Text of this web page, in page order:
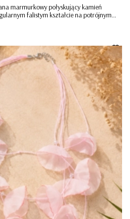
marmurkowy połyskujący kamień
falistym kształcie na potrójnym